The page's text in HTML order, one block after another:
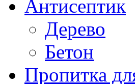
Антисептик
Дерево
Бетон
Пропитка